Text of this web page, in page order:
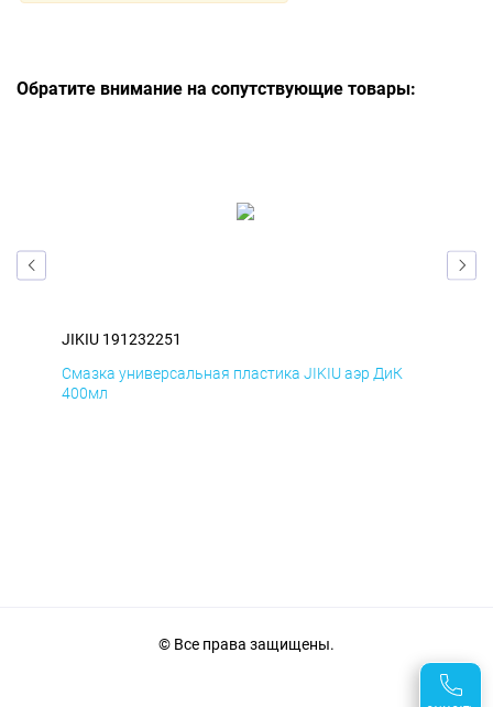
Обратите внимание на сопутствующие товары:
JIKIU 191232251
Смазка универсальная пластика JIKIU аэр ДиК
400мл
© Все права защищены.